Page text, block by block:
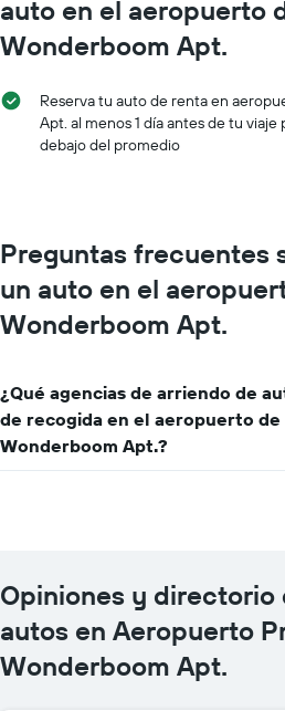
auto en el aeropuerto
Wonderboom Apt.
Reserva tu auto de renta en
Apt. al menos 1 día antes de tu
debajo del promedio
Preguntas frecuentes
un auto en el
Wonderboom Apt.
¿Qué agencias de arriendo de
de recogida en el aeropuerto
Wonderboom Apt.?
Opiniones y directorio
autos en Aeropuerto
Wonderboom Apt.